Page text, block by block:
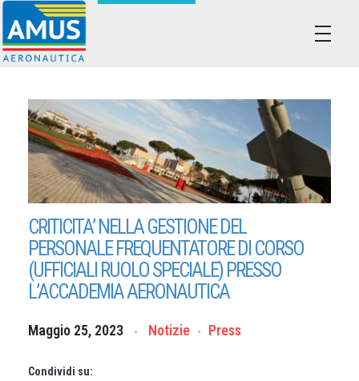
CRITICITA’ NELLA GESTIONE DEL
PERSONALE FREQUENTATORE DI CORSO
(UFFICIALI RUOLO SPECIALE) PRESSO
L’ACCADEMIA AERONAUTICA
Maggio 25, 2023 Notizie Press
Condividi su: